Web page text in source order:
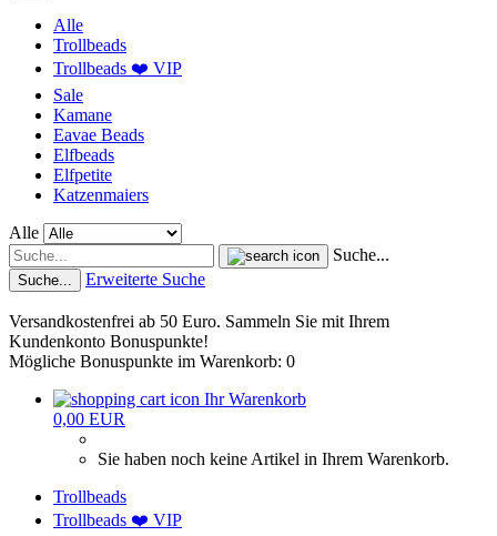
Alle
Trollbeads
Trollbeads ❤️ VIP
Sale
Kamane
Eavae Beads
Elfbeads
Elfpetite
Katzenmaiers
Alle
Suche...
Suche... Erweiterte Suche
Versandkostenfrei ab 50 Euro. Sammeln Sie mit Ihrem
Kundenkonto Bonuspunkte!
Mögliche Bonuspunkte im Warenkorb: 0
Ihr Warenkorb
0,00 EUR
Sie haben noch keine Artikel in Ihrem Warenkorb.
Trollbeads
Trollbeads ❤️ VIP